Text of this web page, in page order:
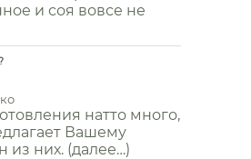
и соя вовсе не
натто много,
Вашему
них. (далее…)